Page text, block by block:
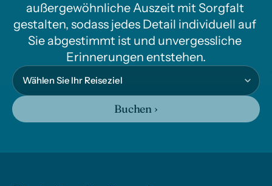
außergewöhnliche Auszeit mit Sorgfalt
gestalten, sodass jedes Detail individuell auf
Sie abgestimmt ist und unvergessliche
Erinnerungen entstehen.
Buchen ›